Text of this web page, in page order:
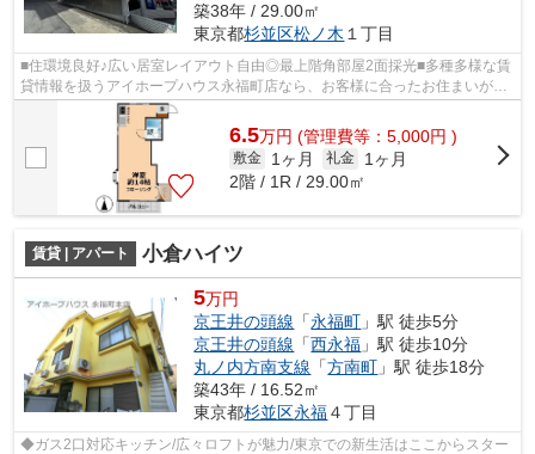
築38年 / 29.00㎡
東京都杉並区松ノ木 １丁目
■住環境良好♪広い居室レイアウト自由◎最上階角部屋2面採光■多種多様な賃
貸情報を扱うアイホープハウス永福町店なら、お客様に合ったお住まいがき
っと見つかります。お電話03-3327-7774...
6.5万円 (管理費等：5,000円 )
敷金 1ヶ月 礼金
1ヶ月
2階 / 1R / 29.00㎡
賃貸 | アパート 小倉ハイツ
5万円
京王井の頭線 「永福町 」駅 徒歩5分
京王井の頭線 「西永福 」駅 徒歩10分
丸ノ内方南支線 「方南町 」駅 徒歩18分
築43年 / 16.52㎡
東京都杉並区永福４丁目
◆ガス2口対応キッチン/広々ロフトが魅力/東京での新生活はここからスター